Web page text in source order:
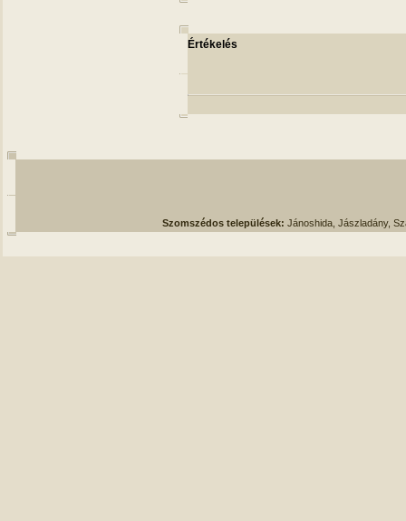
Értékelés
Szomszédos települések: Jánoshida, Jászladány,